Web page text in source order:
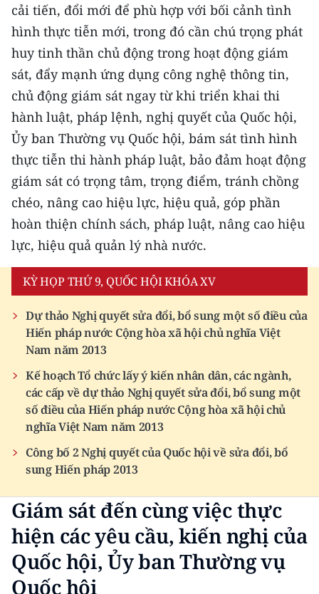
CÁC CHUYÊN TRANG
VỀ BÁO NHÂN DÂN
THỜI NAY
NHÂN DÂN CUỐI TUẦN
NHÂN DÂN HẰNG THÁNG
MUA BÁO
ĐỌC BÁO IN
ENGLISH
中文
FRANÇAIS
РУССКИЙ
ESPAÑOL
한국어
cải tiến, đổi mới để phù hợp với bối cảnh tình
hình thực tiễn mới, trong đó cần chú trọng phát
huy tinh thần chủ động trong hoạt động giám
sát, đẩy mạnh ứng dụng công nghệ thông tin,
chủ động giám sát ngay từ khi triển khai thi
hành luật, pháp lệnh, nghị quyết của Quốc hội,
Ủy ban Thường vụ Quốc hội, bám sát tình hình
thực tiễn thi hành pháp luật, bảo đảm hoạt động
giám sát có trọng tâm, trọng điểm, tránh chồng
chéo, nâng cao hiệu lực, hiệu quả, góp phần
hoàn thiện chính sách, pháp luật, nâng cao hiệu
lực, hiệu quả quản lý nhà nước.
KỲ HỌP THỨ 9, QUỐC HỘI KHÓA XV
Dự thảo Nghị quyết sửa đổi, bổ sung một số điều của
Hiến pháp nước Cộng hòa xã hội chủ nghĩa Việt
Nam năm 2013
Kế hoạch Tổ chức lấy ý kiến nhân dân, các ngành,
các cấp về dự thảo Nghị quyết sửa đổi, bổ sung một
số điều của Hiến pháp nước Cộng hòa xã hội chủ
nghĩa Việt Nam năm 2013
Công bố 2 Nghị quyết của Quốc hội về sửa đổi, bổ
sung Hiến pháp 2013
Giám sát đến cùng việc thực
hiện các yêu cầu, kiến nghị của
Quốc hội, Ủy ban Thường vụ
Quốc hội